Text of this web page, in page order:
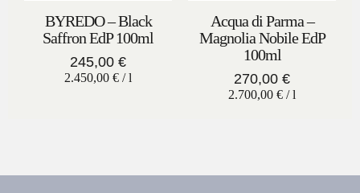
BYREDO – Black
Saffron EdP 100ml
245,00 €
2.450,00 € /l
Acqua di Parma –
Magnolia Nobile EdP
100ml
270,00 €
2.700,00 € /l